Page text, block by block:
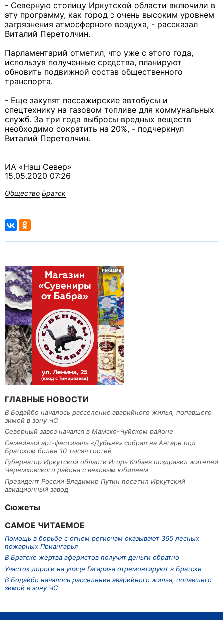
- Северную столицу Иркутской области включили в
эту программу, как город с очень высоким уровнем
загрязнения атмосферного воздуха, - рассказал
Виталий Перетолчин.
Парламентарий отметил, что уже с этого года,
используя полученные средства, планируют
обновить подвижной состав общественного
транспорта.
- Еще закупят пассажирские автобусы и
спецтехнику на газовом топливе для коммунальных
служб. За три года выбросы вредных веществ
необходимо сократить на 20%, - подчеркнул
Виталий Перетолчин.
ИА «Наш Север»
15.05.2020 07:26
Общество Братск
ГЛАВНЫЕ НОВОСТИ
В Бодайбо началось расселение аварийного жилья, попавшего
зимой в зону ЧС
Северный завоз начался в Мамско-Чуйском районе
Семейный арт-фестиваль «Дубыня» собрал на Ангаре под
Братском более 10 тысяч гостей
Губернатор Иркутской области Игорь Кобзев поздравил жителей
Черемховского района с вековым юбилеем
Президент России Владимир Путин посетил Иркутский
авиационный завод
Сюжеты
САМОЕ ЧИТАЕМОЕ
Помощь в борьбе с огнем регионам оказывают 365 лесных
пожарных Приангарья
В Братске жертва аферистов получит деньги обратно
Участок дороги на улице Гагарина отремонтируют в Братске
В Бодайбо началось расселение аварийного жилья, попавшего
зимой в зону ЧС